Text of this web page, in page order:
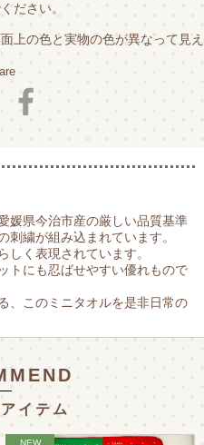
ださい。
上の色と実物の色が異なって見え
媛県今治市産の厳しい品質基準
刺繍が組み込まれています。
しく表現されています。
トにも忍ばせやすい優れもので
、このミニタオルを是非日常の
イテム